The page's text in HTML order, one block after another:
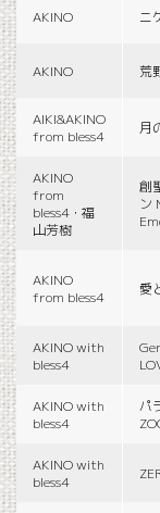
AKINO ニ
AKINO 荒
AIKI&AKINO
from bless4
月
AKINO
from
bless4・福
山芳樹
創
ン
AKINO
from bless4
愛
AKINO with
bless4
AKINO with
bless4
パ
AKINO with
bless4